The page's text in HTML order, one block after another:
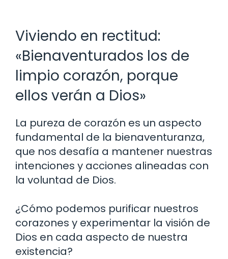
Viviendo en rectitud:
«Bienaventurados los de
limpio corazón, porque
ellos verán a Dios»
La pureza de corazón es un aspecto
fundamental de la bienaventuranza,
que nos desafía a mantener nuestras
intenciones y acciones alineadas con
la voluntad de Dios.
¿Cómo podemos purificar nuestros
corazones y experimentar la visión de
Dios en cada aspecto de nuestra
existencia?